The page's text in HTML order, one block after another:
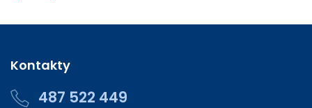
Kontakty
487 522 449